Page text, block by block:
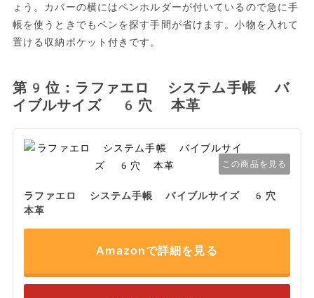
ょう。カバーの横にはペンホルダーが付いているので急に手
帳を使うときでもペンを探す手間が省けます。小物を入れて
置ける収納ポケット付きです。
第9位：ラファエロ システム手帳 バ
イブルサイズ 6穴 本革
この商品を見る
ラファエロ システム手帳 バイブルサイズ 6穴
本革
Amazonで詳細を見る